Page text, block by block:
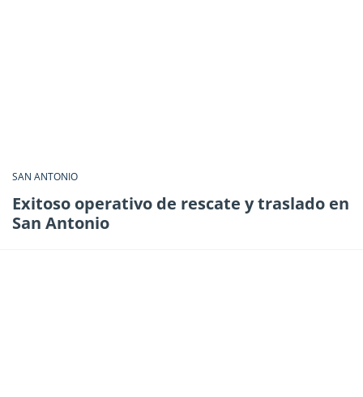
SAN ANTONIO
Exitoso operativo de rescate y traslado en
San Antonio